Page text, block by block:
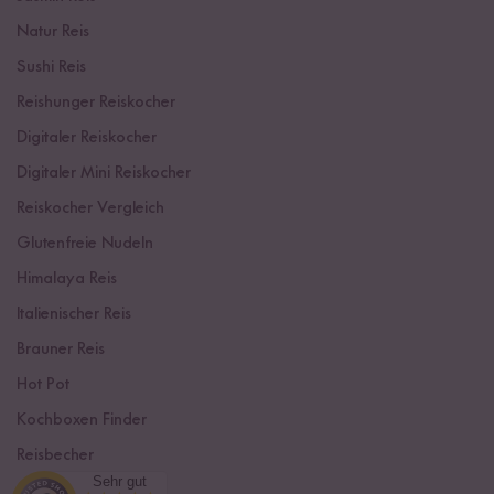
Natur Reis
Sushi Reis
Reishunger Reiskocher
Digitaler Reiskocher
Digitaler Mini Reiskocher
Reiskocher Vergleich
Glutenfreie Nudeln
Himalaya Reis
Italienischer Reis
Brauner Reis
Hot Pot
Kochboxen Finder
Reisbecher
Sushi Einsteiger Box
Sehr gut